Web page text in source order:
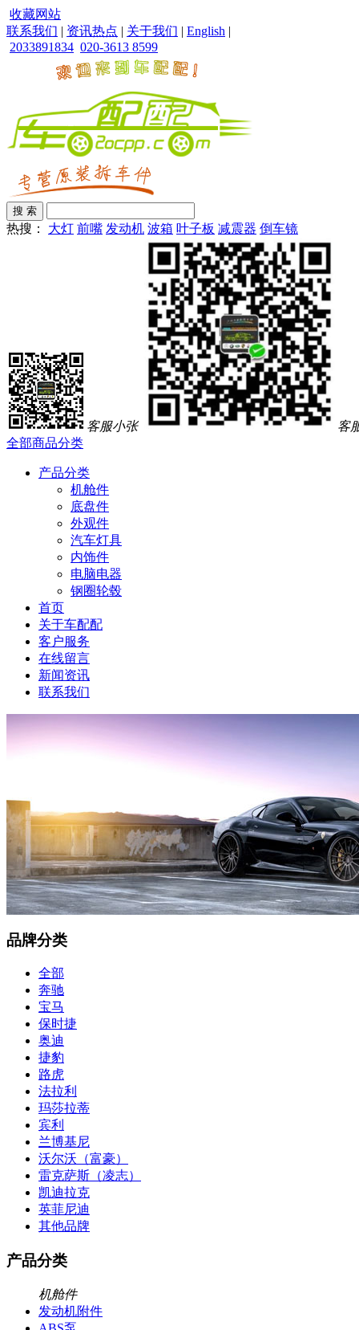
收藏网站
联系我们 | 资讯热点 | 关于我们 | English |
2033891834 020-3613 8599
热搜： 大灯 前嘴 发动机 波箱 叶子板 减震器 倒车镜
客服小张
客
全部商品分类
产品分类
机舱件
底盘件
外观件
汽车灯具
内饰件
电脑电器
钢圈轮毂
首页
关于车配配
客户服务
在线留言
新闻资讯
联系我们
品牌分类
全部
奔驰
宝马
保时捷
奥迪
捷豹
路虎
法拉利
玛莎拉蒂
宾利
兰博基尼
沃尔沃（富豪）
雷克萨斯（凌志）
凯迪拉克
英菲尼迪
其他品牌
产品分类
机舱件
发动机附件